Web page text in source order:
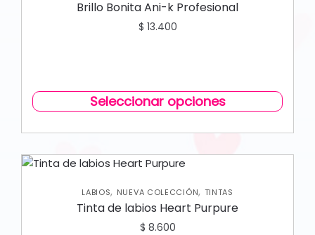
Brillo Bonita Ani-k Profesional
$ 13.400
Seleccionar opciones
LABIOS, NUEVA COLECCIÓN, TINTAS
Tinta de labios Heart Purpure
$ 8.600